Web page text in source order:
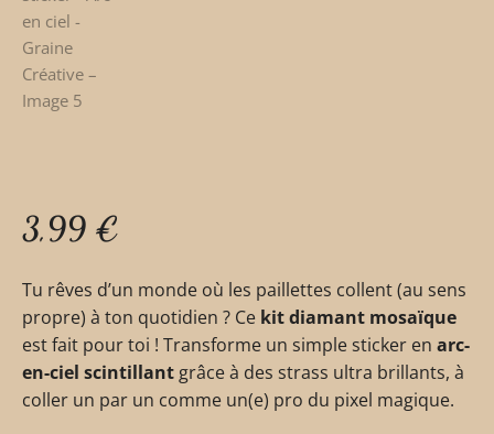
3,99 €
Tu rêves d’un monde où les paillettes collent (au sens
propre) à ton quotidien ? Ce kit diamant mosaïque
est fait pour toi ! Transforme un simple sticker en arc-
en-ciel scintillant grâce à des strass ultra brillants, à
coller un par un comme un(e) pro du pixel magique.